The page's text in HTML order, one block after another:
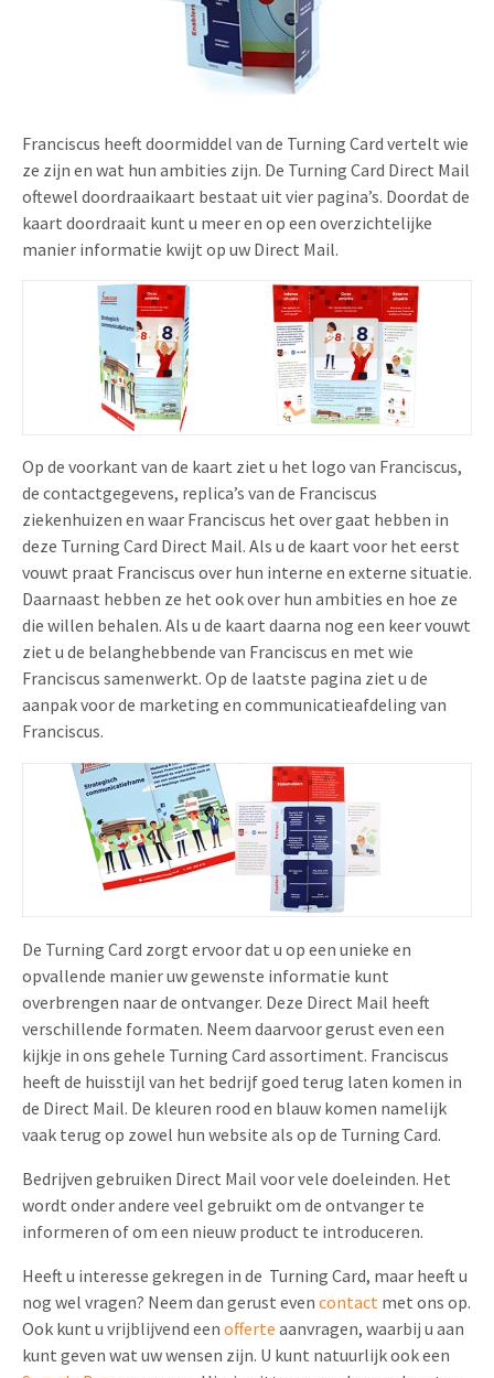
Franciscus heeft doormiddel van de Turning Card vertelt wie
ze zijn en wat hun ambities zijn. De Turning Card Direct Mail
oftewel doordraaikaart bestaat uit vier pagina’s. Doordat de
kaart doordraait kunt u meer en op een overzichtelijke
manier informatie kwijt op uw Direct Mail.
Op de voorkant van de kaart ziet u het logo van Franciscus,
de contactgegevens, replica’s van de Franciscus
ziekenhuizen en waar Franciscus het over gaat hebben in
deze Turning Card Direct Mail. Als u de kaart voor het eerst
vouwt praat Franciscus over hun interne en externe situatie.
Daarnaast hebben ze het ook over hun ambities en hoe ze
die willen behalen. Als u de kaart daarna nog een keer vouwt
ziet u de belanghebbende van Franciscus en met wie
Franciscus samenwerkt. Op de laatste pagina ziet u de
aanpak voor de marketing en communicatieafdeling van
Franciscus.
De Turning Card zorgt ervoor dat u op een unieke en
opvallende manier uw gewenste informatie kunt
overbrengen naar de ontvanger. Deze Direct Mail heeft
verschillende formaten. Neem daarvoor gerust even een
kijkje in ons gehele Turning Card assortiment. Franciscus
heeft de huisstijl van het bedrijf goed terug laten komen in
de Direct Mail. De kleuren rood en blauw komen namelijk
vaak terug op zowel hun website als op de Turning Card.
Bedrijven gebruiken Direct Mail voor vele doeleinden. Het
wordt onder andere veel gebruikt om de ontvanger te
informeren of om een nieuw product te introduceren.
Heeft u interesse gekregen in de Turning Card, maar heeft u
nog wel vragen? Neem dan gerust even contact met ons op.
Ook kunt u vrijblijvend een offerte aanvragen, waarbij u aan
kunt geven wat uw wensen zijn. U kunt natuurlijk ook een
Lenticular Cards
Twin Sliders
Tabkaarten
Budget kaarten
Andere opvallende mailings
Alle producten
Non-profit Marketing
Marketing in de Zorg
Duurzame Marketing
Marketing voor Scholen
Horeca Marketing
Food Marketing
Kalender maken
Klantenbinding
Contactgegevens
Duurzaamheid
Brochure downloaden